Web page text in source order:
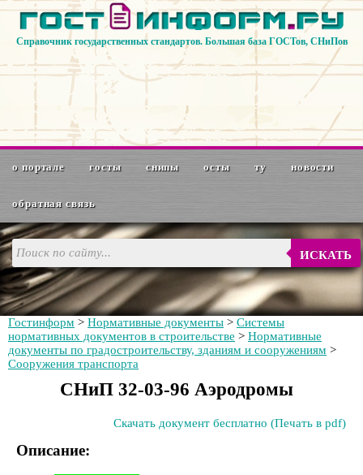
Справочник государственных стандартов. Большая база ГОСТов, СНиПов
о портале госты снипы осты ту новости
обратная связь
ИСКАТЬ
Гостинформ > Нормативные документы > Системы
нормативных документов в строительстве > Нормативные
документы по градостроительству, зданиям и сооружениям >
Сооружения транспорта
СНиП 32-03-96 Аэродромы
Скачать документ бесплатно (Печать в pdf)
Описание: